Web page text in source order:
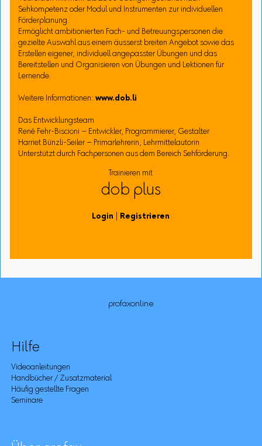
Sehkompetenz oder Modul und Instrumenten zur individuellen
Förderplanung.
Ermöglicht ambitionierten Fach- und Betreuungspersonen die
gezielte Auswahl aus einem äusserst breiten Angebot sowie das
Erstellen eigener, individuell angepasster Übungen und das
Bereitstellen und Organisieren von Übungen und Lektionen für
Lernende.
Weitere Informationen:www.dob.li
Das Entwicklungsteam
René Fehr-Biscioni – Entwickler, Programmierer, Gestalter
Harriet Bünzli-Seiler – Primarlehrerin, Lehrmittelautorin
Unterstützt durch Fachpersonen aus dem Bereich Sehförderung.
Trainieren mit
dob plus
Login Registrieren
profaxonline
Hilfe
Videoanleitungen
Handbücher / Zusatzmaterial
Häufig gestellte Fragen
Seminare